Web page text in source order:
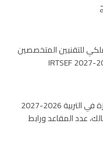
للتقنيين المتخصصين
التسجيل في سلك الإجازة في التربية 2026-2027
عدد المقاعد ورابط